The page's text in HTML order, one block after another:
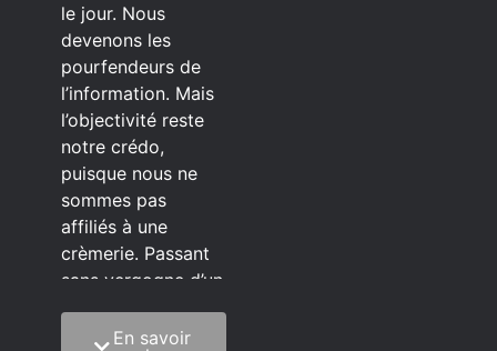
le jour. Nous
devenons les
pourfendeurs de
l’information. Mais
l’objectivité reste
notre crédo,
puisque nous ne
sommes pas
affiliés à une
crèmerie. Passant
sans vergogne d’un
En savoir